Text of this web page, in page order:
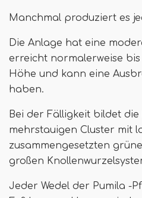
Manchmal produziert es
Die Anlage hat eine
erreicht normalerweise bis
Höhe und kann eine
haben.
Bei der Fälligkeit bildet
mehrstauigen Cluster mit
zusammengesetzten
großen
Jeder Wedel der Pumila -